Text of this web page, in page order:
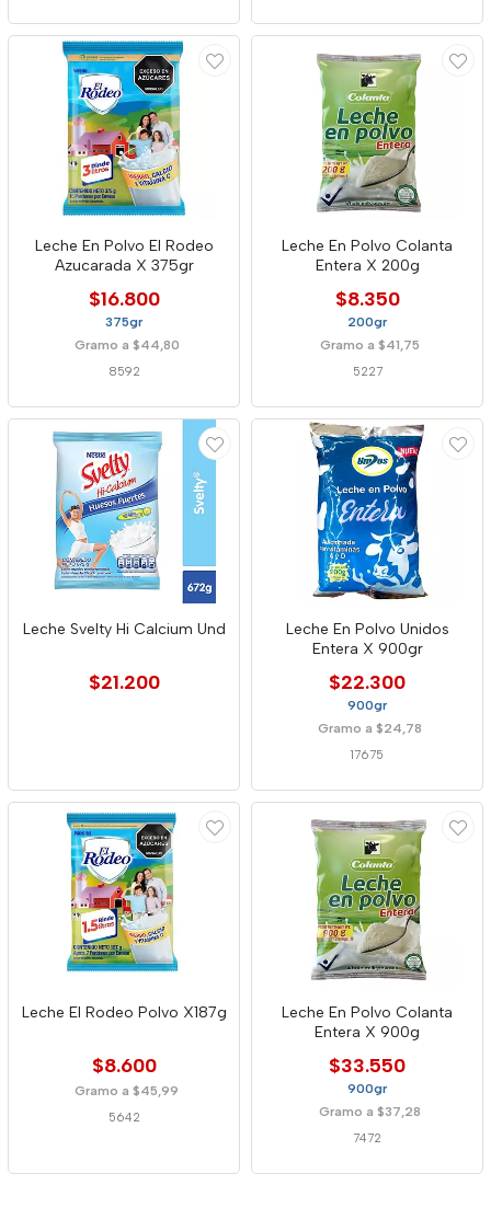
Leche En Polvo El Rodeo
Azucarada X 375gr
$16.800
375gr
Gramo a $44,80
8592
Leche En Polvo Colanta
Entera X 200g
$8.350
200gr
Gramo a $41,75
5227
Leche Svelty Hi Calcium Und
$21.200
Leche En Polvo Unidos
Entera X 900gr
$22.300
900gr
Gramo a $24,78
17675
Leche El Rodeo Polvo X187g
$8.600
Gramo a $45,99
5642
Leche En Polvo Colanta
Entera X 900g
$33.550
900gr
Gramo a $37,28
7472